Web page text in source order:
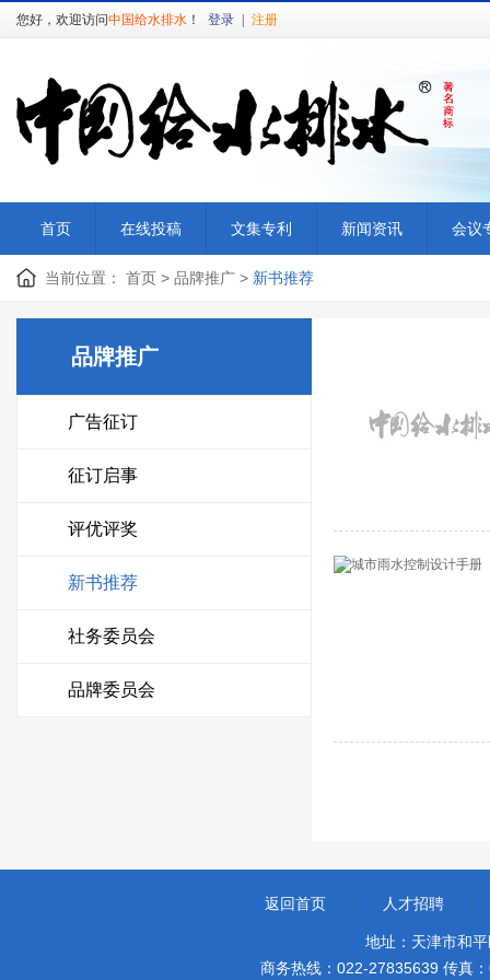
您好，欢迎访问中国给水排水 ！ 登录 注册
首页 在线投稿 文集专利 新闻资讯 会议
当前位置： 首页 > 品牌推广 > 新书推荐
品牌推广
广告征订
征订启事
评优评奖
新书推荐
社务委员会
品牌委员会
返回首页 | 人才招聘 |
地址：天津市和
商务热线：022-27835639 传真